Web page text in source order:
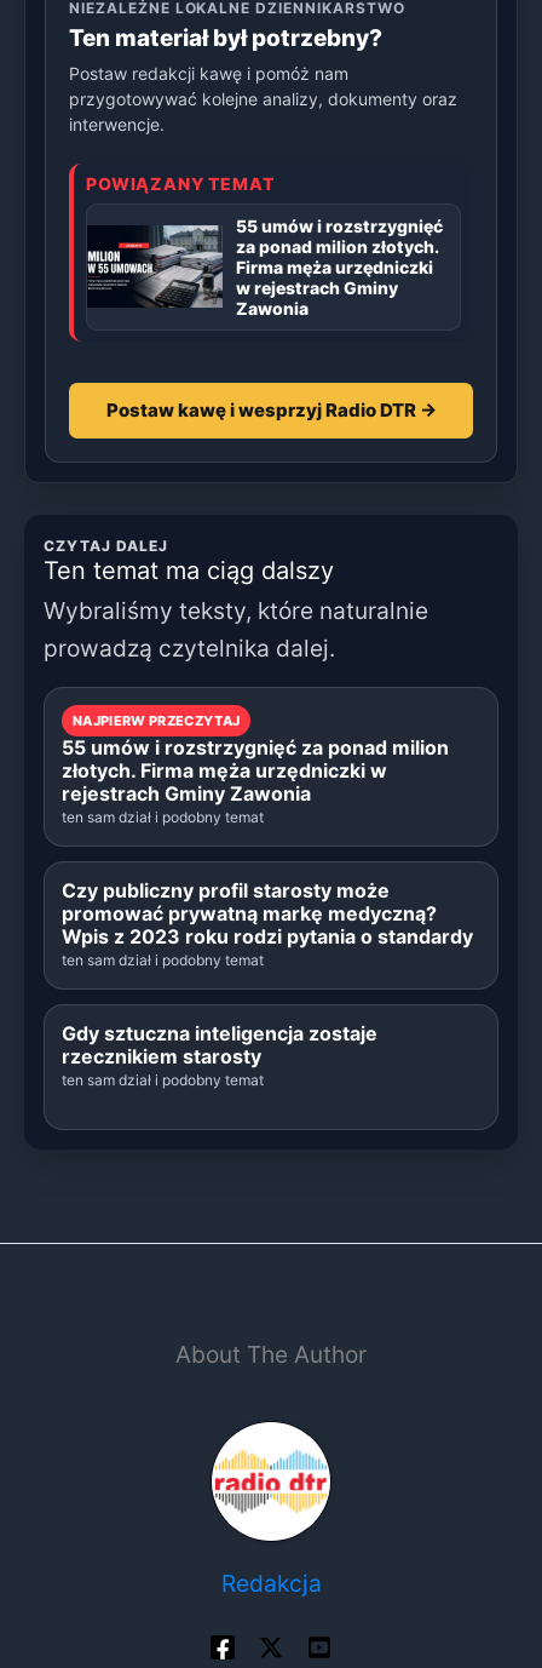
NIEZALEŻNE LOKALNE DZIENNIKARSTWO
Ten materiał był potrzebny?
Postaw redakcji kawę i pomóż nam
przygotowywać kolejne analizy, dokumenty oraz
interwencje.
POWIĄZANY TEMAT
55 umów i rozstrzygnięć
za ponad milion złotych.
Firma męża urzędniczki
w rejestrach Gminy
Zawonia
Postaw kawę i wesprzyj Radio DTR →
CZYTAJ DALEJ
Ten temat ma ciąg dalszy
Wybraliśmy teksty, które naturalnie
prowadzą czytelnika dalej.
NAJPIERW PRZECZYTAJ
55 umów i rozstrzygnięć za ponad milion
złotych. Firma męża urzędniczki w
rejestrach Gminy Zawonia
ten sam dział i podobny temat
Czy publiczny profil starosty może
promować prywatną markę medyczną?
Wpis z 2023 roku rodzi pytania o standardy
ten sam dział i podobny temat
Gdy sztuczna inteligencja zostaje
rzecznikiem starosty
ten sam dział i podobny temat
About The Author
Redakcja